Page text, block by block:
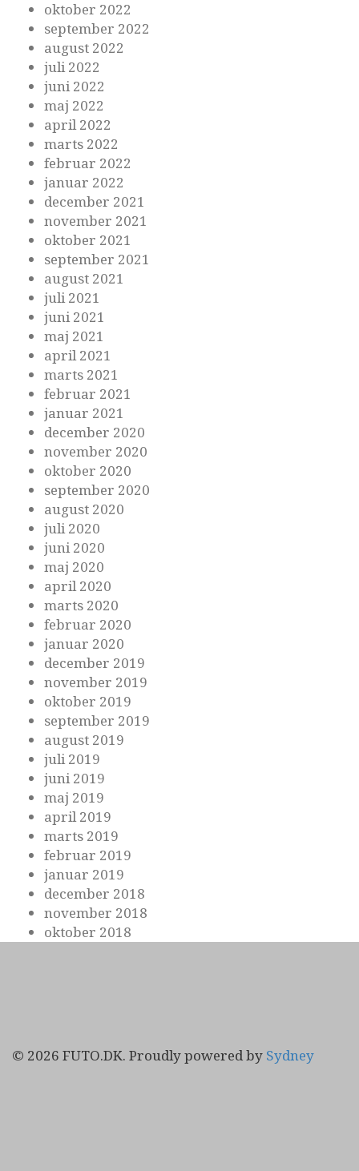
oktober 2022
september 2022
august 2022
juli 2022
juni 2022
maj 2022
april 2022
marts 2022
februar 2022
januar 2022
december 2021
november 2021
oktober 2021
september 2021
august 2021
juli 2021
juni 2021
maj 2021
april 2021
marts 2021
februar 2021
januar 2021
december 2020
november 2020
oktober 2020
september 2020
august 2020
juli 2020
juni 2020
maj 2020
april 2020
marts 2020
februar 2020
januar 2020
december 2019
november 2019
oktober 2019
september 2019
august 2019
juli 2019
juni 2019
maj 2019
april 2019
marts 2019
februar 2019
januar 2019
december 2018
november 2018
oktober 2018
© 2026 FUTO.DK. Proudly powered by Sydney